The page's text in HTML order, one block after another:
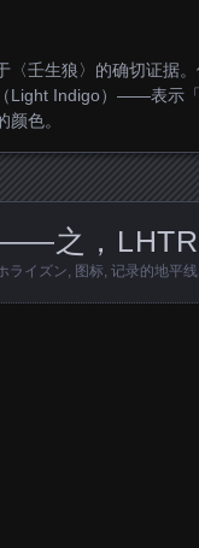
〈壬生狼〉的确切证据
Light Indigo）——表示
色。
之，
ライズン, 图标, 记录的地平线